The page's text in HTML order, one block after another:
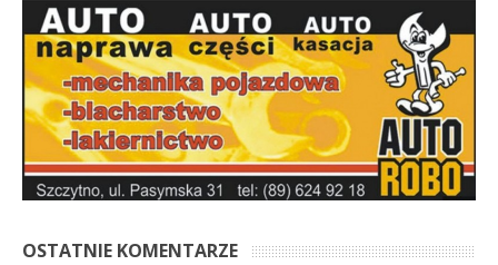
OSTATNIE KOMENTARZE